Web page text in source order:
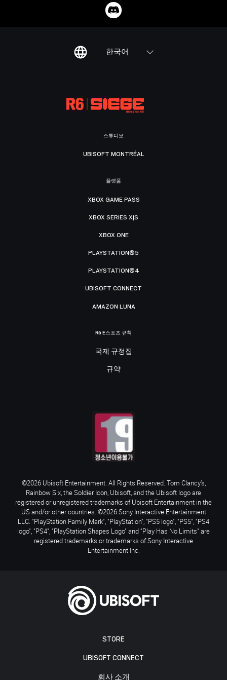
한국어
STORE
UBISOFT CONNECT
회사 소개
스튜디오
UBISOFT MONTRÉAL
플랫폼
XBOX GAME PASS
XBOX SERIES X|S
XBOX ONE
PLAYSTATION®5
PLAYSTATION®4
UBISOFT CONNECT
AMAZON LUNA
R6 E스포츠 규칙
국제 규정집
규약
©2026 Ubisoft Entertainment. All Rights Reserved. Tom Clancy’s,
Rainbow Six, the Soldier Icon, Ubisoft, and the Ubisoft logo are
registered or unregistered trademarks of Ubisoft Entertainment in the
US and/or other countries. ©2026 Sony Interactive Entertainment
LLC. "PlayStation Family Mark", "PlayStation", "PS5 logo", "PS5", "PS4
logo", "PS4", "PlayStation Shapes Logo" and "Play Has No Limits" are
registered trademarks or trademarks of Sony Interactive
Entertainment Inc.